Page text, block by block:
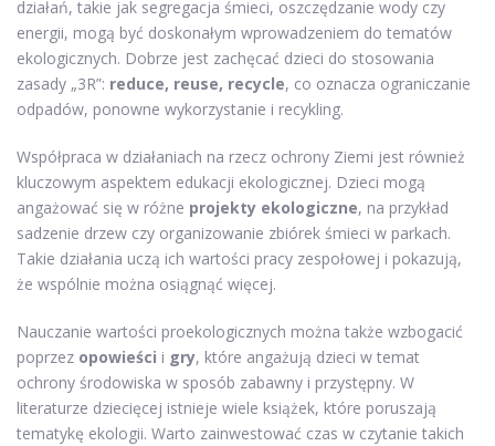
działań, takie jak segregacja śmieci, oszczędzanie wody czy
energii, mogą być doskonałym wprowadzeniem do tematów
ekologicznych. Dobrze jest zachęcać dzieci do stosowania
zasady „3R”: reduce, reuse, recycle, co oznacza ograniczanie
odpadów, ponowne wykorzystanie i recykling.
Współpraca w działaniach na rzecz ochrony Ziemi jest również
kluczowym aspektem edukacji ekologicznej. Dzieci mogą
angażować się w różne projekty ekologiczne, na przykład
sadzenie drzew czy organizowanie zbiórek śmieci w parkach.
Takie działania uczą ich wartości pracy zespołowej i pokazują,
że wspólnie można osiągnąć więcej.
Nauczanie wartości proekologicznych można także wzbogacić
poprzez opowieści i gry, które angażują dzieci w temat
ochrony środowiska w sposób zabawny i przystępny. W
literaturze dziecięcej istnieje wiele książek, które poruszają
tematykę ekologii. Warto zainwestować czas w czytanie takich